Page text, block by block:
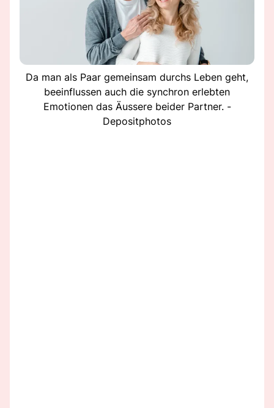
Da man als Paar gemeinsam durchs Leben geht,
beeinflussen auch die synchron erlebten
Emotionen das Äussere beider Partner. -
Depositphotos